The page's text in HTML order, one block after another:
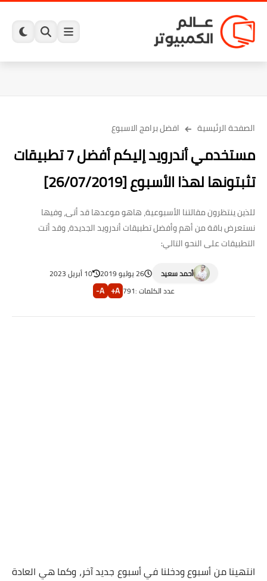
الصفحة الرئيسية افضل برامج الاسبوع
مستخدمي أندرويد إليكم أفضل 7 تطبيقات
تثبتونها لهذا الأسبوع [26/07/2019]
للذين ينتظرون مقالتنا الأسبوعية، هاهو موعدها قد أتى، وفيها
نستعرض باقة من أهم وأفضل تطبيقات أندرويد الجديدة، وقد أتت
التطبيقات على النحو التالي:
أحمد سعيد 26 يوليو 2019
10 أبريل 2023
عدد الكلمات :791
A+
A-
انتهينا من أسبوع ودخلنا في أسبوع جديد آخر، وكما هي العادة